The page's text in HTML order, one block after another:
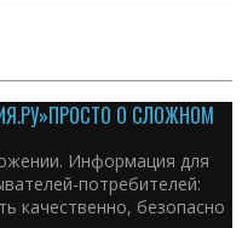
ПРОСТО О СЛОЖНОМ
Информация для
потребителей:
качественно, безопасно